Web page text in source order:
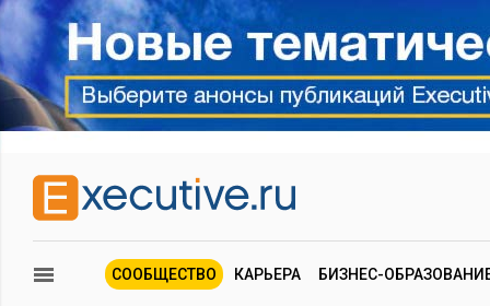
СООБЩЕСТВО КАРЬЕРА БИЗНЕС-